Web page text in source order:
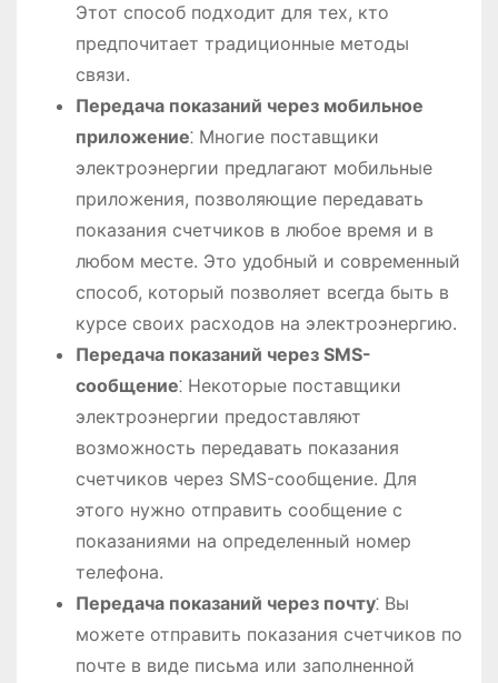
Этот способ подходит для тех, кто
предпочитает традиционные методы
связи.
Передача показаний через мобильное
приложение⁚ Многие поставщики
электроэнергии предлагают мобильные
приложения, позволяющие передавать
показания счетчиков в любое время и в
любом месте. Это удобный и современный
способ, который позволяет всегда быть в
курсе своих расходов на электроэнергию.
Передача показаний через SMS-
сообщение⁚ Некоторые поставщики
электроэнергии предоставляют
возможность передавать показания
счетчиков через SMS-сообщение. Для
этого нужно отправить сообщение с
показаниями на определенный номер
телефона.
Передача показаний через почту⁚ Вы
можете отправить показания счетчиков по
почте в виде письма или заполненной